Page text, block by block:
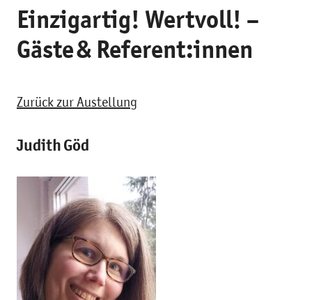
Einzigartig! Wertvoll! –
Gäste & Referent:innen
Zurück zur Austellung
Judith Göd